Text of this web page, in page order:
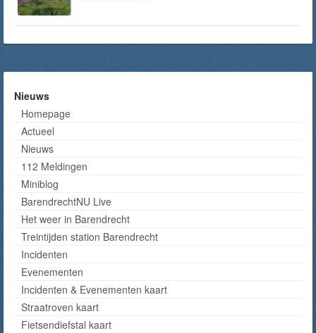
Nieuws
Homepage
Actueel
Nieuws
112 Meldingen
Miniblog
BarendrechtNU Live
Het weer in Barendrecht
Treintijden station Barendrecht
Incidenten
Evenementen
Incidenten & Evenementen kaart
Straatroven kaart
Fietsendiefstal kaart